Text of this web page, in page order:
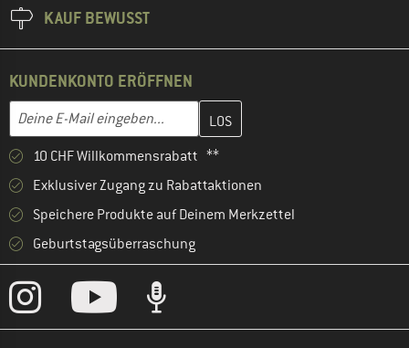
KAUF BEWUSST
KUNDENKONTO ERÖFFNEN
E-Mail-Adresse
Gib hier deine E-Mail-Adresse ein und erstelle im nächsten
10 CHF Willkommensrabatt **
Exklusiver Zugang zu Rabattaktionen
Speichere Produkte auf Deinem Merkzettel
Geburtstagsüberraschung